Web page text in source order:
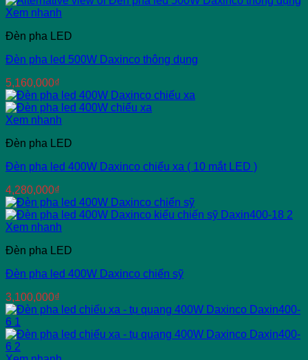
Xem nhanh
Đèn pha LED
Đèn pha led 500W Daxinco thông dụng
5,160,000₫
Xem nhanh
Đèn pha LED
Đèn pha led 400W Daxinco chiếu xa ( 10 mắt LED )
4,280,000₫
Xem nhanh
Đèn pha LED
Đèn pha led 400W Daxinco chiến sỹ
3,100,000₫